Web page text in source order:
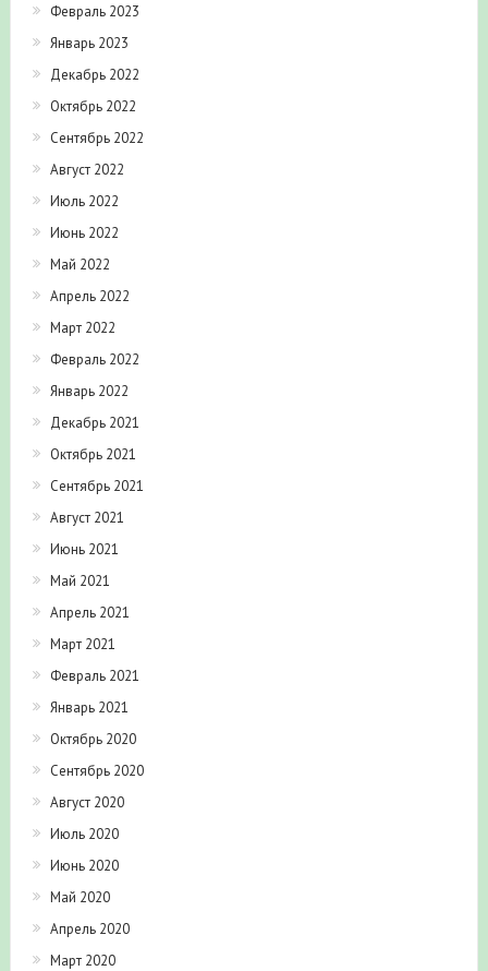
Февраль 2023
Январь 2023
Декабрь 2022
Октябрь 2022
Сентябрь 2022
Август 2022
Июль 2022
Июнь 2022
Май 2022
Апрель 2022
Март 2022
Февраль 2022
Январь 2022
Декабрь 2021
Октябрь 2021
Сентябрь 2021
Август 2021
Июнь 2021
Май 2021
Апрель 2021
Март 2021
Февраль 2021
Январь 2021
Октябрь 2020
Сентябрь 2020
Август 2020
Июль 2020
Июнь 2020
Май 2020
Апрель 2020
Март 2020